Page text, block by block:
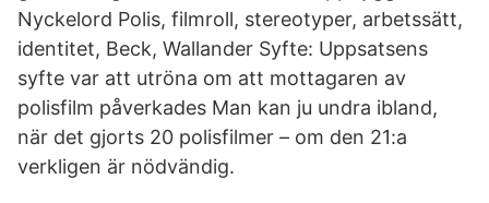
Nyckelord Polis, filmroll, stereotyper, arbetssätt,
identitet, Beck, Wallander Syfte: Uppsatsens
syfte var att utröna om att mottagaren av
polisfilm påverkades Man kan ju undra ibland,
när det gjorts 20 polisfilmer – om den 21:a
verkligen är nödvändig.